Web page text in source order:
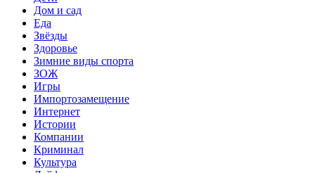
Дом и сад
Еда
Звёзды
Здоровье
Зимние виды спорта
ЗОЖ
Игры
Импортозамещение
Интернет
Истории
Компании
Криминал
Культура